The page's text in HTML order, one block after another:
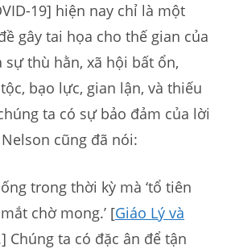
19] hiện nay chỉ là một
gây tai họa cho thế gian của
sự thù hằn, xã hội bất ổn,
bạo lực, gian lận, và thiếu
ta có sự bảo đảm của lời
cũng đã nói:
trong thời kỳ mà ‘tổ tiên
chờ mong.’ [Giáo Lý và
Chúng ta có đặc ân để tận